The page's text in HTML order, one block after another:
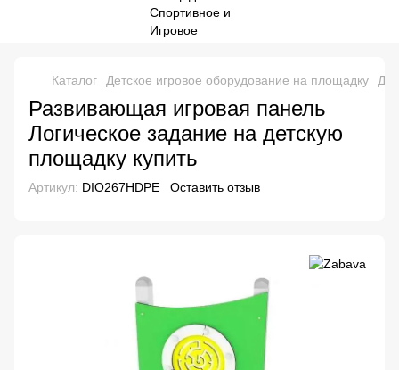
Каталог Детское игровое оборудование на площадку
Развивающая игровая панель
Логическое задание на детскую
площадку купить
Артикул: DIO267HDPE Оставить отзыв